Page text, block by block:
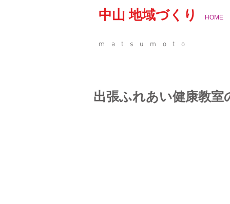
中山 地域づくり HOME
matsumoto
出張ふれあい健康教室